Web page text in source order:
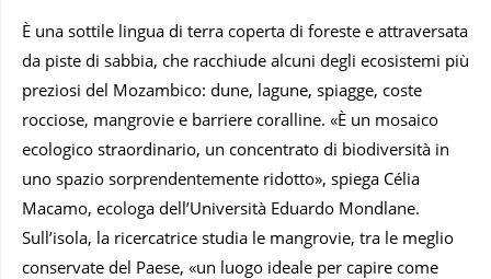
È una sottile lingua di terra coperta di foreste e attraversata
da piste di sabbia, che racchiude alcuni degli ecosistemi più
preziosi del Mozambico: dune, lagune, spiagge, coste
rocciose, mangrovie e barriere coralline. «È un mosaico
ecologico straordinario, un concentrato di biodiversità in
uno spazio sorprendentemente ridotto», spiega Célia
Macamo, ecologa dell’Università Eduardo Mondlane.
Sull’isola, la ricercatrice studia le mangrovie, tra le meglio
conservate del Paese, «un luogo ideale per capire come